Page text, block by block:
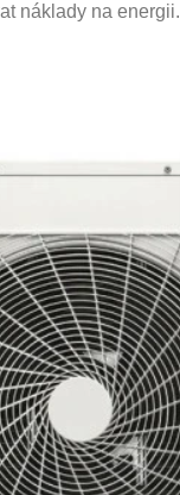
náklady na energii.